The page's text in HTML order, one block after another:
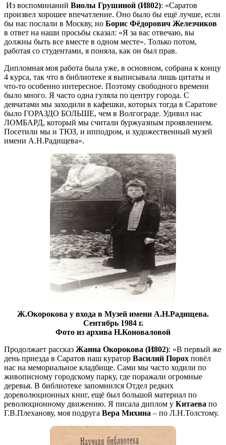
Из воспоминаний Виолы Грушиной (И802): «Саратов
произвел хорошее впечатление. Оно было бы ещё лучше, если
бы нас послали в Москву, но Борис Фёдорович Железчиков
в ответ на наши просьбы сказал: «Я за вас отвечаю, вы
должны быть все вместе в одном месте». Только потом,
работая со студентами, я поняла, как он был прав.
Дипломная моя работа была уже, в основном, собрана к концу
4 курса, так что в библиотеке я выписывала лишь цитаты и
что-то особенно интересное. Поэтому свободного времени
было много. Я часто одна гуляла по центру города. С
девчатами мы заходили в кафешки, которых тогда в Саратове
было ГОРАЗДО БОЛЬШЕ, чем в Волгограде. Удивил нас
ЛОМБАРД, который мы считали буржуазным проявлением.
Посетили мы и ТЮЗ, и ипподром, и художественный музей
имени А.Н.Радищева».
Ж.Окорокова у входа в Музей имени А.Н.Радищева.
Сентябрь 1984 г.
Фото из архива Н.Коноваловой
Продолжает рассказ Жанна Окорокова (И802): «В первый же
день приезда в Саратов наш куратор Василий Порох повёл
нас на мемориальное кладбище. Сами мы часто ходили по
живописному городскому парку, где поражали огромные
деревья. В библиотеке запомнился Отдел редких
дореволюционных книг, ещё был большой материал по
революционному движению. Я писала диплом у Китаева по
Г.В.Плеханову, моя подруга Вера Михина – по Л.Н.Толстому.